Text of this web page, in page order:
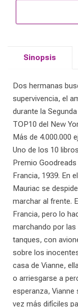
Sinopsis
Dos hermanas
supervivencia, el
durante la
TOP10 del New
Más de 4.000.000
Uno de los 10
Premio
Francia, 1939. En
Mauriac se
marchar al frente.
Francia, pero lo
marchando por
tanques, con
sobre los
casa de Vianne,
o arriesgarse a
esperanza,
vez más difíciles